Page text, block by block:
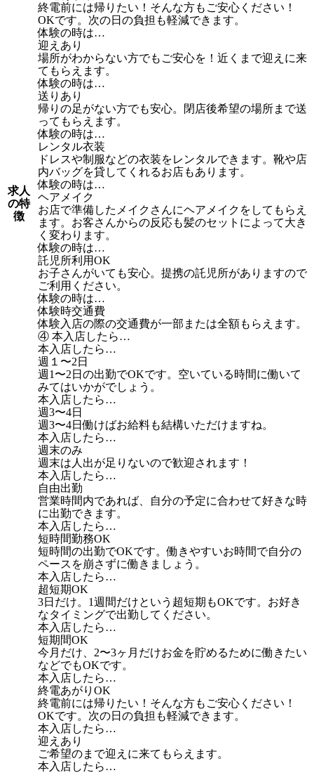
求人
の特
徴
終電前には帰りたい！そんな方もご安心ください！
OKです。次の日の負担も軽減できます。
体験の時は…
迎えあり
場所がわからない方でもご安心を！近くまで迎えに来
てもらえます。
体験の時は…
送りあり
帰りの足がない方でも安心。閉店後希望の場所まで送
ってもらえます。
体験の時は…
レンタル衣装
ドレスや制服などの衣装をレンタルできます。靴や店
内バッグを貸してくれるお店もあります。
体験の時は…
ヘアメイク
お店で準備したメイクさんにヘアメイクをしてもらえ
ます。お客さんからの反応も髪のセットによって大き
く変わります。
体験の時は…
託児所利用OK
お子さんがいても安心。提携の託児所がありますので
ご利用ください。
体験の時は…
体験時交通費
体験入店の際の交通費が一部または全額もらえます。
④ 本入店したら…
本入店したら…
週１〜2日
週1〜2日の出勤でOKです。空いている時間に働いて
みてはいかがでしょう。
本入店したら…
週3〜4日
週3〜4日働けばお給料も結構いただけますね。
本入店したら…
週末のみ
週末は人出が足りないので歓迎されます！
本入店したら…
自由出勤
営業時間内であれば、自分の予定に合わせて好きな時
に出勤できます。
本入店したら…
短時間勤務OK
短時間の出勤でOKです。働きやすいお時間で自分の
ペースを崩さずに働きましょう。
本入店したら…
超短期OK
3日だけ。1週間だけという超短期もOKです。お好き
なタイミングで出勤してください。
本入店したら…
短期間OK
今月だけ、2〜3ヶ月だけお金を貯めるために働きたい
などでもOKです。
本入店したら…
終電あがりOK
終電前には帰りたい！そんな方もご安心ください！
OKです。次の日の負担も軽減できます。
本入店したら…
迎えあり
ご希望のまで迎えに来てもらえます。
本入店したら…